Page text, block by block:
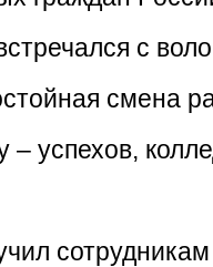
с
смена
– успехов,